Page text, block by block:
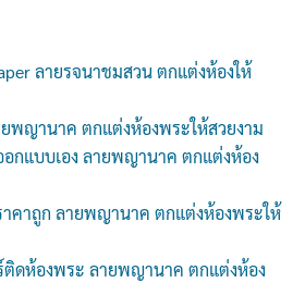
ลายรจนาชมสวน ตกแต่งห้องให้
ยพญานาค ตกแต่งห้องพระให้สวยงาม
อกแบบเอง ลายพญานาค ตกแต่งห้อง
าคาถูก ลายพญานาค ตกแต่งห้องพระให้
ติดห้องพระ ลายพญานาค ตกแต่งห้อง